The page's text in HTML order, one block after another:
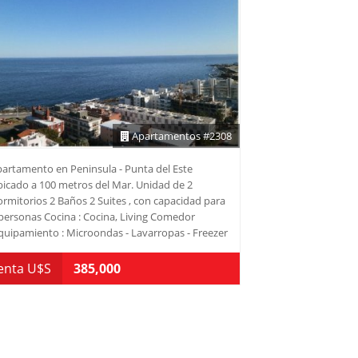
vida. No dejes pasar esta oportunidad única.
con nuestros asesores y comienza a vivir
sueño de tener tu propio refugio en Punta del
¡Te esperamos!
Apartamentos #2308
en Peninsula - Punta del Este
a 100 metros del Mar. Unidad de 2
2 Baños 2 Suites , con capacidad para
Cocina : Cocina, Living Comedor
: Microondas - Lavarropas - Freezer
asesores.
U$S 385,000